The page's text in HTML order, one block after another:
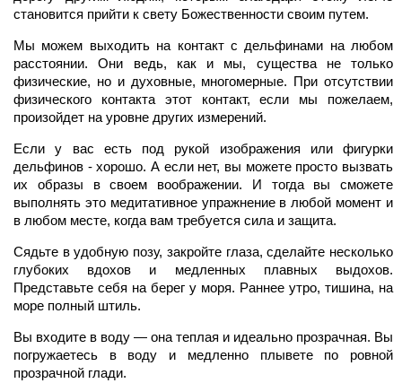
становится прийти к свету Божественности своим путем.
Мы можем выходить на контакт с дельфинами на любом
расстоянии. Они ведь, как и мы, существа не только
физические, но и духовные, многомерные. При отсутствии
физического контакта этот контакт, если мы пожелаем,
произойдет на уровне других измерений.
Если у вас есть под рукой изображения или фигурки
дельфинов - хорошо. А если нет, вы можете просто вызвать
их образы в своем воображении. И тогда вы сможете
выполнять это медитативное упражнение в любой момент и
в любом месте, когда вам требуется сила и защита.
Сядьте в удобную позу, закройте глаза, сделайте несколько
глубоких вдохов и медленных плавных выдохов.
Представьте себя на берег у моря. Раннее утро, тишина, на
море полный штиль.
Вы входите в воду — она теплая и идеально прозрачная. Вы
погружаетесь в воду и медленно плывете по ровной
прозрачной глади.